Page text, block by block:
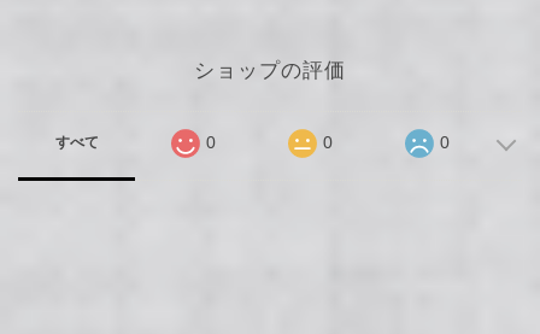
ショップの評価
すべて 0 0 0